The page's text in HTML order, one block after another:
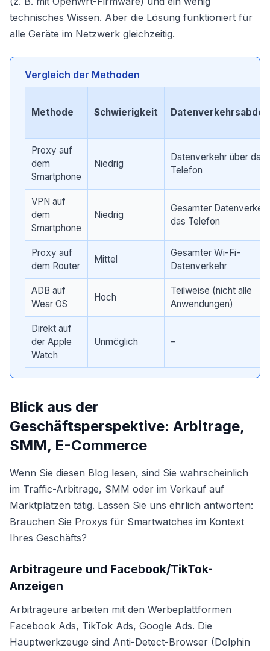
technisches Wissen. Aber die Lösung funktioniert für
alle Geräte im Netzwerk gleichzeitig.
Vergleich der Methoden
Methode Schwierigkeit
Proxy auf
dem
Smartphone
Niedrig
Datenverkehr über das
Telefon
VPN auf
dem
Smartphone
Niedrig
Gesamter
das Telefon
Proxy auf
dem Router
Mittel
Gesamter Wi-Fi-
Datenverkehr
ADB auf
Wear OS
Hoch
Teilweise (nicht alle
Anwendungen)
Direkt auf
der Apple
Watch
Unmöglich –
Blick aus der
Geschäftsperspektive: Arbitrage,
SMM, E-Commerce
Wenn Sie diesen Blog lesen, sind Sie wahrscheinlich
im Traffic-Arbitrage, SMM oder im Verkauf auf
Marktplätzen tätig. Lassen Sie uns ehrlich antworten:
Brauchen Sie Proxys für Smartwatches im Kontext
Ihres Geschäfts?
Arbitrageure und Facebook/TikTok-
Anzeigen
Arbitrageure arbeiten mit den Werbeplattformen
Facebook Ads, TikTok Ads, Google Ads. Die
Hauptwerkzeuge sind Anti-Detect-Browser (Dolphin